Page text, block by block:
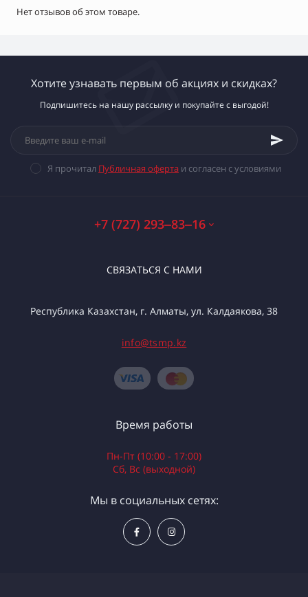
Нет отзывов об этом товаре.
Хотите узнавать первым об акциях и скидках?
Подпишитесь на нашу рассылку и покупайте с выгодой!
Я прочитал Публичная оферта и согласен с условиями
+7 (727) 293‒83‒16
СВЯЗАТЬСЯ С НАМИ
Республика Казахстан, г. Алматы, ул. Калдаякова, 38
info@tsmp.kz
Время работы
Пн-Пт (10:00 - 17:00)
Сб, Вс (выходной)
Мы в социальных сетях: